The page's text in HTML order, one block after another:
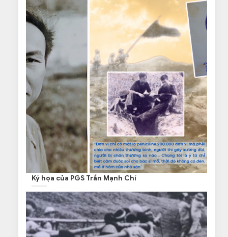
Ký họa của PGS Trần Mạnh Chí